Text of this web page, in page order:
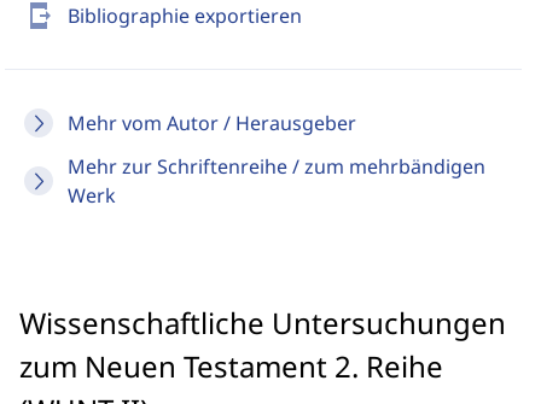
send_to_mobile Bibliographie exportieren
Mehr vom Autor / Herausgeber
Mehr zur Schriftenreihe / zum mehrbändigen
Werk
Wissenschaftliche Untersuchungen
zum Neuen Testament 2. Reihe